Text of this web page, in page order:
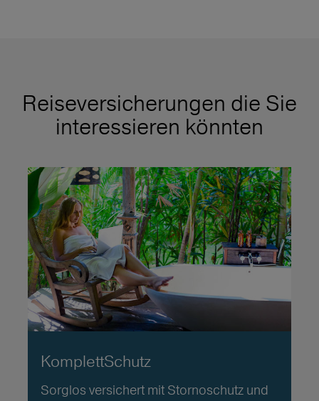
Reiseversicherungen die Sie
interessieren könnten
KomplettSchutz
Sorglos versichert mit Stornoschutz und